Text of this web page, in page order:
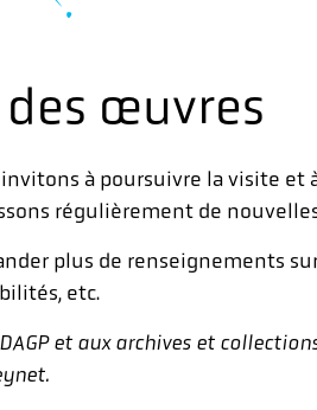
œuvres
à poursuivre la visite et
régulièrement de
plus de renseignements
etc.
et aux archives et